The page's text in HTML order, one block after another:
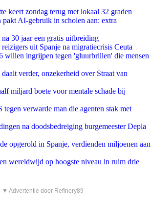
keert zondag terug met lokaal 32 graden
pakt AI-gebruik in scholen aan: extra
30 jaar een gratis uitbreiding
uit Spanje na migratiecrisis Ceuta
willen ingrijpen tegen 'gluurbrillen' die mensen
verder, onzekerheid over Straat van
miljard boete voor mentale schade bij
verwarde man die agenten stak met
na doodsbedreiging burgemeester Depla
opgerold in Spanje, verdienden miljoenen aan
wereldwijd op hoogste niveau in ruim drie
▼ Advertentie door Refinery89